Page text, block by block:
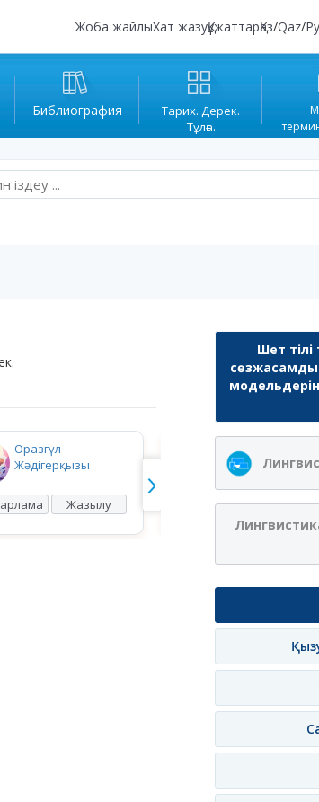
Жоба жайлыХат жазуҚұжаттарҚаз/Qaz/
Библиография
Тарих. Дерек.
Тұлға.
Оразгүл
Жәдігерқызы
Жазылу
Ақжібек
Нұрланқызы
Хабарлама Жазылу
Шет тілі